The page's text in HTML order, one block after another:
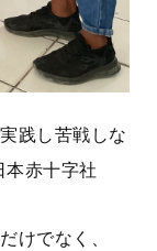
践し苦戦しな
赤十字社
けでなく、